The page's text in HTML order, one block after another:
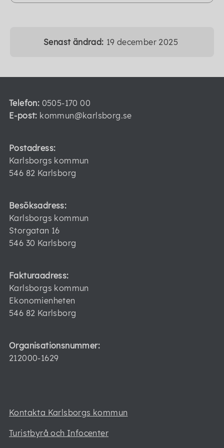
Senast ändrad: 19 december 2025
Telefon: 0505-170 00
E-post: kommun@karlsborg.se
Postadress:
Karlsborgs kommun
546 82 Karlsborg
Besöksadress:
Karlsborgs kommun
Storgatan 16
546 30 Karlsborg
Fakturaadress:
Karlsborgs kommun
Ekonomienheten
546 82 Karlsborg
Organisationsnummer:
212000-1629
Kontakta Karlsborgs kommun
Turistbyrå och Infocenter